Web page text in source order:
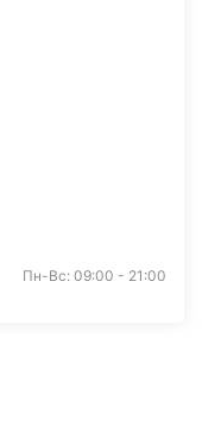
Пн-Вс: 09:00 - 21:00